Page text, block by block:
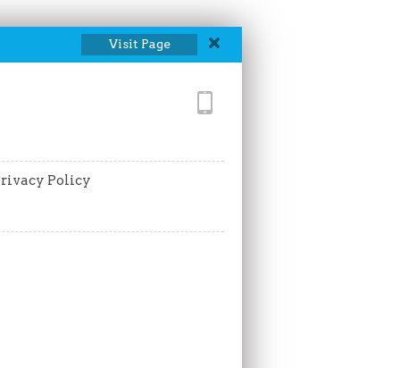
Visit Page
Policy